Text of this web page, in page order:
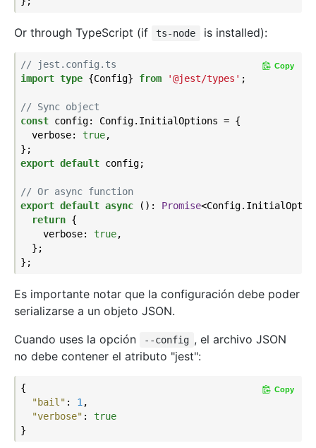
Or through TypeScript (if ts-node is installed):
// jest.config.ts
import type {Config} from '@jest/types' ;
// Sync object
const config: Config.InitialOptions = {
  verbose:
true,
export default config;
// Or async function
export default async (): Promise
return {
    verbose:
true,
  };
Copy
Es importante notar que la configuración debe poder
serializarse a un objeto JSON.
Cuando uses la opción
--config , el archivo JSON
no debe contener el atributo "jest":
{
"bail" : 1 ,
"verbose" : true
Copy